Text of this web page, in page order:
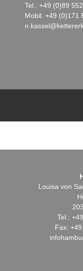
Tel.: +49 (0)89
Mobil: +49 (0)171
Louisa von
Tel.:
Fax: